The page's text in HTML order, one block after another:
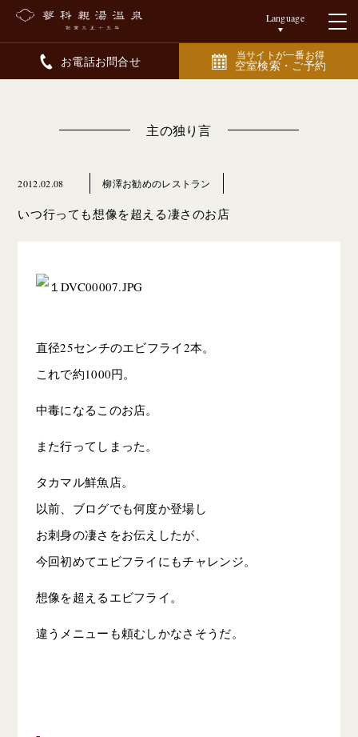
Language
お電話お問合せ 当サイトが一番お得
空室検索・ご予約
主の独り言
2012.02.08 柳澤お勧めのレストラン
いつ行っても想像を超える凄さのお店
直径25センチのエビフライ2本。
これで約1000円。
中毒になるこのお店。
また行ってしまった。
タカマル鮮魚店。
以前、ブログでも何度か登場し
お刺身の凄さをお伝えしたが、
今回初めてエビフライにもチャレンジ。
想像を超えるエビフライ。
違うメニューも頼むしかなさそうだ。